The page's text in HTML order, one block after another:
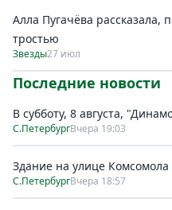
Алла Пугачёва рассказала,
тростью
Звезды27 июл
Последние новости
В субботу, 8 августа,
С.ПетербургВчера 19:03
Здание на улице
С.ПетербургВчера 18:57